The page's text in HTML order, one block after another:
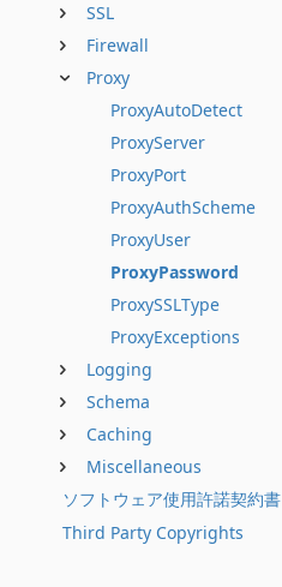
SSL
Firewall
Proxy
ProxyAutoDetect
ProxyServer
ProxyPort
ProxyAuthScheme
ProxyUser
ProxyPassword
ProxySSLType
ProxyExceptions
Logging
Schema
Caching
Miscellaneous
ソフトウェア使用許諾契約書
Third Party Copyrights